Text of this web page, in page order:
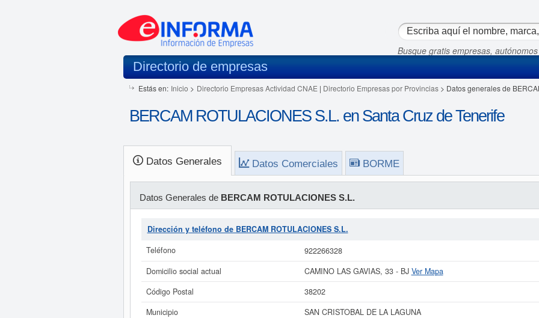
Busque gratis empresas,
Directorio de empresas
Estás en: Inicio > Directorio Empresas Actividad CNAE | Directorio Empresas por Provincias> Datos generales de
BERCAM ROTULACIONES S.L. en Santa Cruz de Tenerife
Datos Generales Datos Comerciales BORME
Datos Generales de BERCAM ROTULACIONES S.L.
Dirección y teléfono de BERCAM ROTULACIONES S.L.
Teléfono
922266328
Domicilio social actual
CAMINO LAS GAVIAS, 33 - BJ Ver Mapa
Código Postal
38202
Municipio
SAN CRISTOBAL DE LA LAGUNA